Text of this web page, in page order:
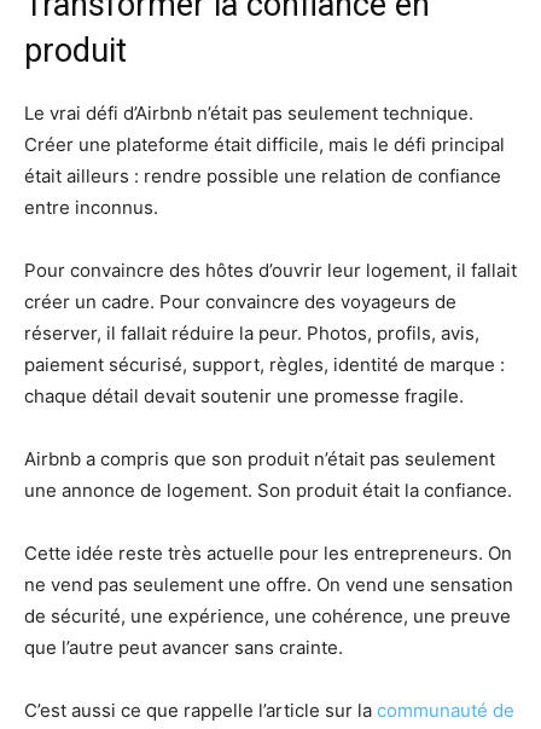
produit
Le vrai défi d’Airbnb n’était pas seulement technique.
Créer une plateforme était difficile, mais le défi principal
était ailleurs : rendre possible une relation de confiance
entre inconnus.
Pour convaincre des hôtes d’ouvrir leur logement, il fallait
créer un cadre. Pour convaincre des voyageurs de
réserver, il fallait réduire la peur. Photos, profils, avis,
paiement sécurisé, support, règles, identité de marque :
chaque détail devait soutenir une promesse fragile.
Airbnb a compris que son produit n’était pas seulement
une annonce de logement. Son produit était la confiance.
Cette idée reste très actuelle pour les entrepreneurs. On
ne vend pas seulement une offre. On vend une sensation
de sécurité, une expérience, une cohérence, une preuve
que l’autre peut avancer sans crainte.
C’est aussi ce que rappelle l’article sur la communauté de